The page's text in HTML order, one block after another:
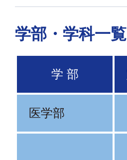
学部・学科一覧
学 部
医学部